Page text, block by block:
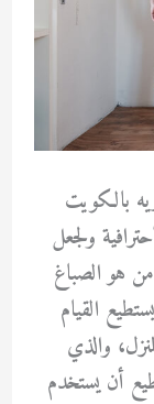
بالكويت
ولجعل
هو الصباغ
القيام
والذي
أن يستخدم